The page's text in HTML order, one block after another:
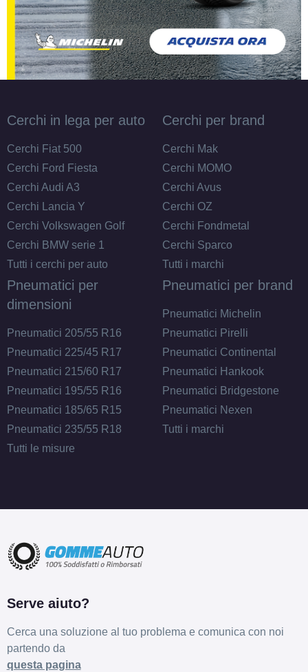
Cerchi in lega per auto
Cerchi Fiat 500
Cerchi Ford Fiesta
Cerchi Audi A3
Cerchi Lancia Y
Cerchi Volkswagen Golf
Cerchi BMW serie 1
Tutti i cerchi per auto
Cerchi per brand
Cerchi Mak
Cerchi MOMO
Cerchi Avus
Cerchi OZ
Cerchi Fondmetal
Cerchi Sparco
Tutti i marchi
Pneumatici per
dimensioni
Pneumatici 205/55 R16
Pneumatici 225/45 R17
Pneumatici 215/60 R17
Pneumatici 195/55 R16
Pneumatici 185/65 R15
Pneumatici 235/55 R18
Tutti le misure
Pneumatici per brand
Pneumatici Michelin
Pneumatici Pirelli
Pneumatici Continental
Pneumatici Hankook
Pneumatici Bridgestone
Pneumatici Nexen
Tutti i marchi
Serve aiuto?
Cerca una soluzione al tuo problema e comunica con noi
partendo da
questa pagina